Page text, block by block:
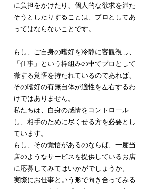
に負担をかけたり、個人的な欲求を満た
そうとしたりすることは、プロとしてあ
ってはならないことです。
もし、ご自身の嗜好を冷静に客観視し、
「仕事」という枠組みの中でプロとして
徹する覚悟を持たれているのであれば、
その嗜好の有無自体が適性を左右するわ
けではありません。
私たちは、自身の感情をコントロール
し、相手のために尽くせる方を必要とし
ています。
もし、その覚悟があるのならば、一度当
店のようなサービスを提供しているお店
に応募してみてはいかがでしょうか。
実際にお仕事という形で向き合ってみる